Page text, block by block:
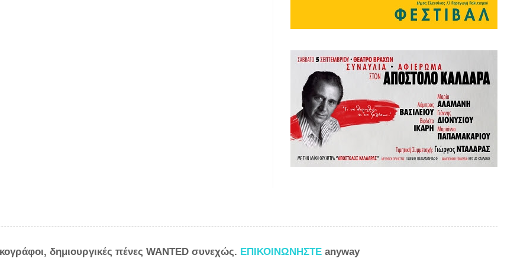
δημιουργικές πένες WANTED συνεχώς. ΕΠΙΚΟΙΝΩΝΗΣΤΕ anyway